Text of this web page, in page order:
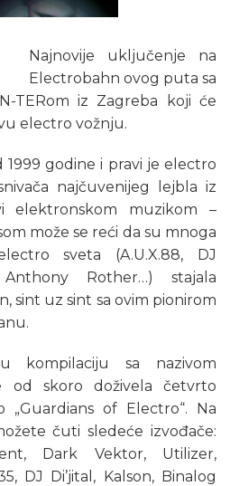
Najnovije uključenje na
Electrobahn ovog puta sa
TERom iz Zagreba koji će
electro vožnju.
godine i pravi je electro
najčuvenijeg lejbla iz
elektronskom muzikom –
može se reći da su mnoga
sveta (A.U.X.88, DJ
Rother…) stajala
sint uz sint sa ovim pionirom
kompilaciju sa nazivom
od skoro doživela četvrto
„Guardians of Electro“. Na
čuti sledeće izvođače:
Dark Vektor, Utilizer,
DJ Di’jital, Kalson, Binalog